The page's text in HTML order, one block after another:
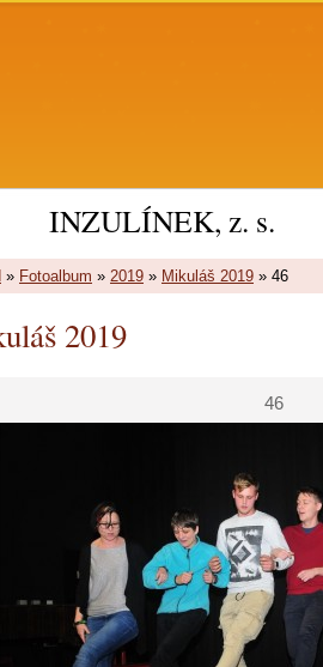
INZULÍNEK, z. s.
» Fotoalbum » 2019 » Mikuláš 2019 » 46
2019
46